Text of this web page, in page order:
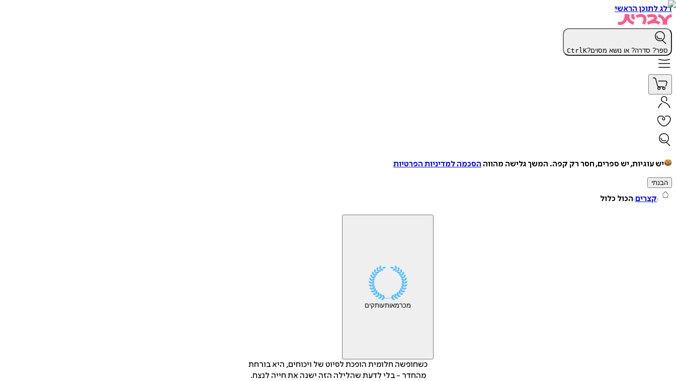
דלג לתוכן הראשי
ספר? סדרה? או נושא מסוים? CtrlK
יש עוגיות, יש ספרים, חסר רק קפה. המשך גלישה מהווה הסכמה למדיניות הפרטיות
הבנתי
קצרים הכול כלול
מכרמאותעותקים
כשחופשה חלומית הופכת לסיוט של ויכוחים, היא בורחת
מהחדר - בלי לדעת שהלילה הזה ישנה את חייה לנצח.